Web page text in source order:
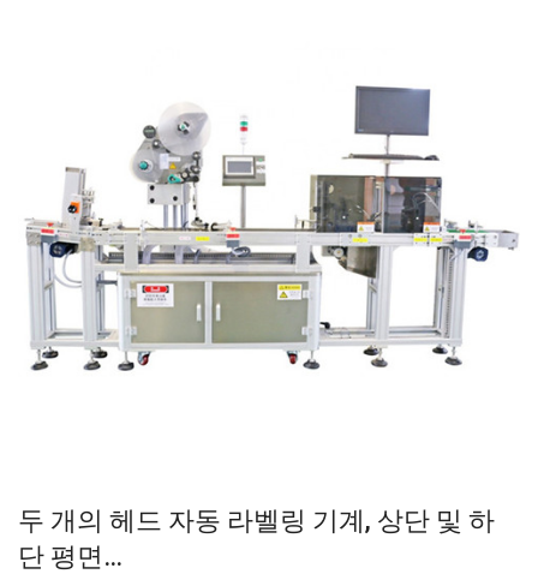
두 개의 헤드 자동 라벨링 기계, 상단 및 하
단 평면…